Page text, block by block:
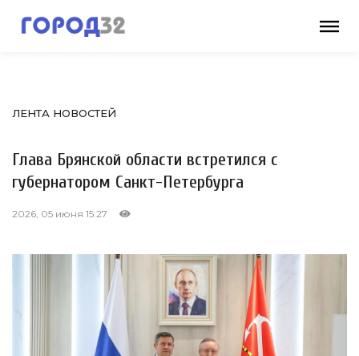
ЛЕНТА НОВОСТЕЙ
Глава Брянской области встретился с
губернатором Санкт-Петербурга
2026, 05 июня 15:27